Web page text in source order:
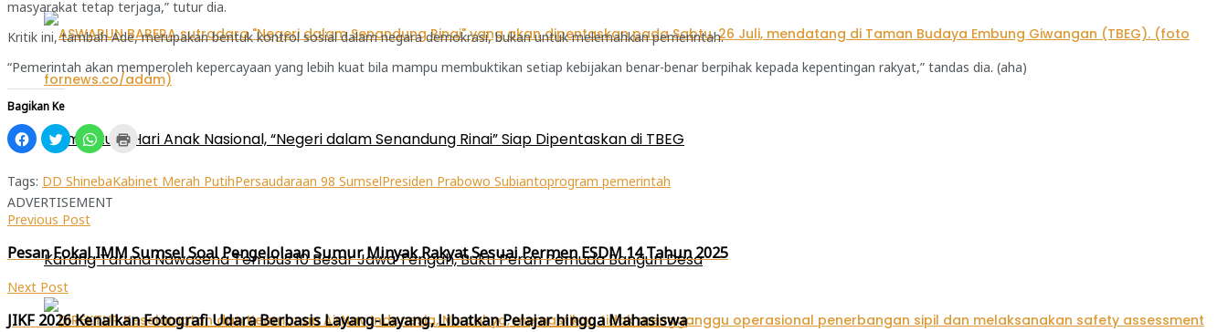
Momentum Hari Anak Nasional, “Negeri dalam Senandung Rinai” Siap Dipentaskan di TBEG
Karang Taruna Nawasena Tembus 10 Besar Jawa Tengah, Bukti Peran Pemuda Bangun Desa
masyarakat tetap terjaga,” tutur dia.
Kritik ini, tambah Ade, merupakan bentuk kontrol sosial dalam negara demokrasi, bukan untuk melemahkan pemerintah.
“Pemerintah akan memperoleh kepercayaan yang lebih kuat bila mampu membuktikan setiap kebijakan benar-benar berpihak kepada kepentingan rakyat,” tandas dia. (aha)
Bagikan Ke
Klik
untuk
membagikan
Facebook(Membuka
di
jendela
yang
baru)
Klik
untuk
berbagi
Twitter(Membuka
di
jendela
yang
baru)
Klik
untuk
WhatsApp(Membuka
di
jendela
yang
Klik
untuk
jendela
yang
Tags: DD ShinebaKabinet Merah PutihPersaudaraan 98 SumselPresiden Prabowo Subiantoprogram pemerintah
ADVERTISEMENT
Previous Post
Pesan Fokal IMM Sumsel Soal Pengelolaan Sumur Minyak Rakyat Sesuai Permen ESDM 14 Tahun 2025
Next Post
JIKF 2026 Kenalkan Fotografi Udara Berbasis Layang-Layang, Libatkan Pelajar hingga Mahasiswa